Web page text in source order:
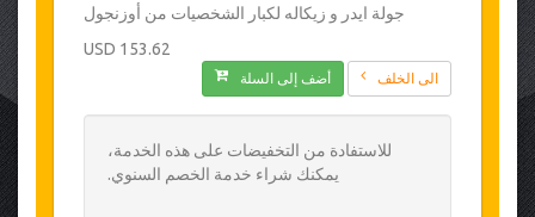
جولة ايدر و زيكاله لكبار الشخصيات من أوزنجول
153.62 USD
الى الخلف أضف إلى السلة
للاستفادة من التخفيضات على هذه الخدمة،
يمكنك شراء خدمة الخصم السنوي.